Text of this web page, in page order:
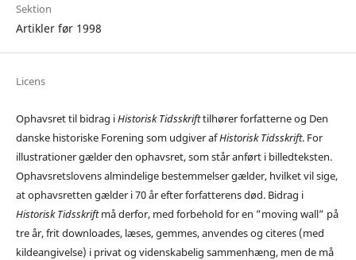
Sektion
Artikler før 1998
Licens
Ophavsret til bidrag iHistorisk Tidsskrifttilhører forfatterne og Den
danske historiske Forening som udgiver afHistorisk Tidsskrift. For
illustrationer gælder den ophavsret, som står anført i billedteksten.
Ophavsretslovens almindelige bestemmelser gælder, hvilket vil sige,
at ophavsretten gælder i 70 år efter forfatterens død. Bidrag i
Historisk Tidsskriftmå derfor, med forbehold for en ”moving wall” på
tre år, frit downloades, læses, gemmes, anvendes og citeres (med
kildeangivelse) i privat og videnskabelig sammenhæng, men de må